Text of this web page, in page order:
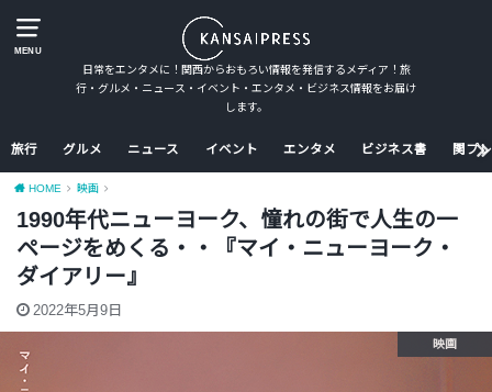
MENU
日常をエンタメに！関西からおもろい情報を発信するメディア！旅
行・グルメ・ニュース・イベント・エンタメ・ビジネス情報をお届け
します。
旅行 グルメ ニュース イベント エンタメ ビジネス書 関プ
HOME 映画
1990年代ニューヨーク、憧れの街で人生の一
ページをめくる・・『マイ・ニューヨーク・
ダイアリー』
2022年5月9日
映画